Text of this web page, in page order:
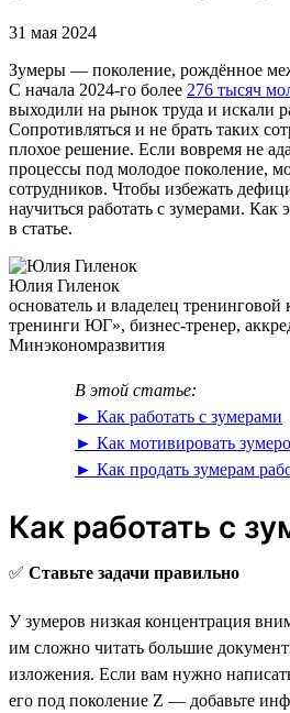
31 мая 2024
Зумеры — поколение, рождённое
С начала 2024-го более 276 тысяч
выходили на рынок труда и искали
Сопротивляться и не брать таких
плохое решение. Если вовремя не
процессы под молодое поколение,
сотрудников. Чтобы избежать
научиться работать с зумерами. Как
в статье.
Юлия Гиленок
основатель и владелец
тренинги ЮГ», бизнес-тренер,
Минэкономразвития
В этой статье:
► Как работать с зумерами
► Как мотивировать
► Как продать зумерам
Как работать с
✅ Ставьте задачи правильно
У зумеров низкая концентрация
им сложно читать большие
изложения. Если вам нужно
его под поколение Z — добавьте